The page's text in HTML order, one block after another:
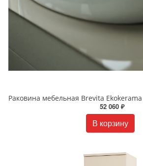
52 060 ₽
В корзину